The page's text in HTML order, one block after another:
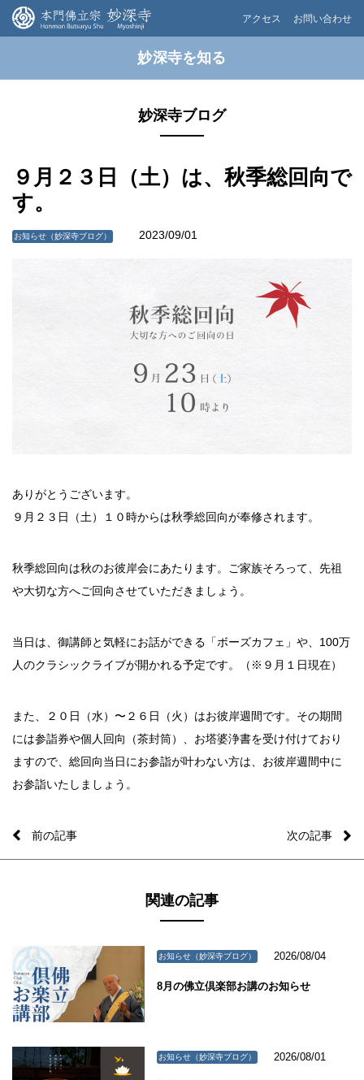
アクセス お問い合わせ
妙深寺を知る
妙深寺ブログ
９月２３日（土）は、秋季総回向で
す。
お知らせ（妙深寺ブログ） 2023/09/01
ありがとうございます。
９月２３日（土）１０時からは秋季総回向が奉修されます。
秋季総回向は秋のお彼岸会にあたります。ご家族そろって、先祖
や大切な方へご回向させていただきましょう。
当日は、御講師と気軽にお話ができる「ボーズカフェ」や、100万
人のクラシックライブが開かれる予定です。（※９月１日現在）
また、２０日（水）〜２６日（火）はお彼岸週間です。その期間
には参詣券や個人回向（茶封筒）、お塔婆浄書を受け付けており
ますので、総回向当日にお参詣が叶わない方は、お彼岸週間中に
お参詣いたしましょう。
前の記事 次の記事
関連の記事
お知らせ（妙深寺ブログ） 2026/08/04
8月の佛立倶楽部お講のお知らせ
お知らせ（妙深寺ブログ） 2026/08/01